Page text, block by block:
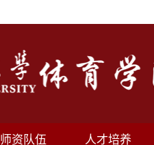
师资队伍 人才培养